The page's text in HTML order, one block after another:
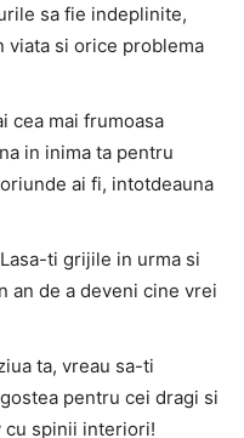
sa fie indeplinite,
viata si orice problema
cea mai frumoasa
in inima ta pentru
ai fi, intotdeauna
ti grijile in urma si
an de a deveni cine vrei
ta, vreau sa-ti
pentru cei dragi si
cu spinii interiori!